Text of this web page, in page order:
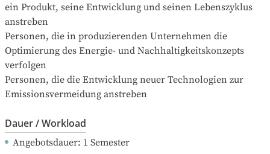
ein Produkt, seine Entwicklung und seinen Lebenszyklus
anstreben
Personen, die in produzierenden Unternehmen die
Optimierung des Energie- und Nachhaltigkeitskonzepts
verfolgen
Personen, die die Entwicklung neuer Technologien zur
Emissionsvermeidung anstreben
Dauer / Workload
Angebotsdauer: 1 Semester